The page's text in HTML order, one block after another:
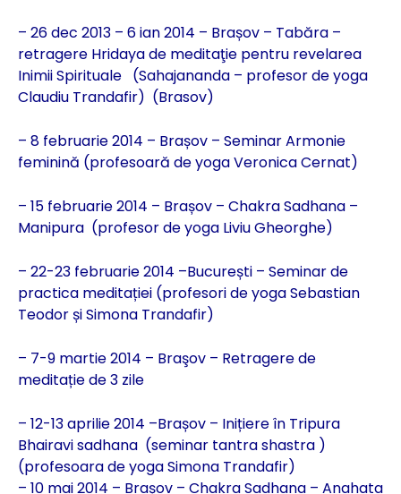
– 26 dec 2013 – 6 ian 2014 – Brașov – Tabăra –
retragere Hridaya de meditaţie pentru revelarea
Inimii Spirituale (Sahajananda – profesor de yoga
Claudiu Trandafir) (Brasov)
– 8 februarie 2014 – Brașov – Seminar Armonie
feminină (profesoară de yoga Veronica Cernat)
– 15 februarie 2014 – Brașov – Chakra Sadhana –
Manipura (profesor de yoga Liviu Gheorghe)
– 22-23 februarie 2014 –București – Seminar de
practica meditației (profesori de yoga Sebastian
Teodor și Simona Trandafir)
– 7-9 martie 2014 – Braşov – Retragere de
meditație de 3 zile
– 12-13 aprilie 2014 –Brașov – Inițiere în Tripura
Bhairavi sadhana (seminar tantra shastra )
(profesoara de yoga Simona Trandafir)
– 10 mai 2014 – Brașov – Chakra Sadhana – Anahata